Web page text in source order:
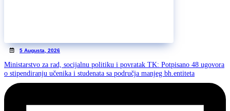
5 Augusta, 2026
Ministarstvo za rad, socijalnu politiku i povratak TK: Potpisano 48 ugovora
o stipendiranju učenika i studenata sa područja manjeg bh.entiteta